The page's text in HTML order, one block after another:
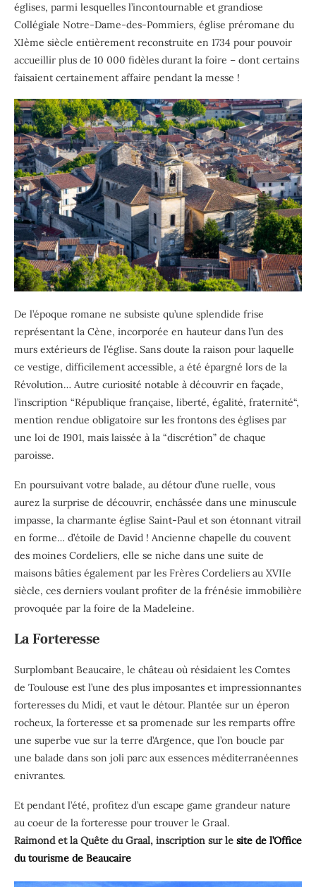
églises, parmi lesquelles l’incontournable et grandiose
Collégiale Notre-Dame-des-Pommiers, église préromane du
XIème siècle entièrement reconstruite en 1734 pour pouvoir
accueillir plus de 10 000 fidèles durant la foire – dont certains
faisaient certainement affaire pendant la messe !
De l’époque romane ne subsiste qu’une splendide frise
représentant la Cène, incorporée en hauteur dans l’un des
murs extérieurs de l’église. Sans doute la raison pour laquelle
ce vestige, difficilement accessible, a été épargné lors de la
Révolution… Autre curiosité notable à découvrir en façade,
l’inscription “République française, liberté, égalité, fraternité“,
mention rendue obligatoire sur les frontons des églises par
une loi de 1901, mais laissée à la “discrétion” de chaque
paroisse.
En poursuivant votre balade, au détour d’une ruelle, vous
aurez la surprise de découvrir, enchâssée dans une minuscule
impasse, la charmante église Saint-Paul et son étonnant vitrail
en forme… d’étoile de David ! Ancienne chapelle du couvent
des moines Cordeliers, elle se niche dans une suite de
maisons bâties également par les Frères Cordeliers au XVIIe
siècle, ces derniers voulant profiter de la frénésie immobilière
provoquée par la foire de la Madeleine.
La Forteresse
Surplombant Beaucaire, le château où résidaient les Comtes
de Toulouse est l’une des plus imposantes et impressionnantes
forteresses du Midi, et vaut le détour. Plantée sur un éperon
rocheux, la forteresse et sa promenade sur les remparts offre
une superbe vue sur la terre d’Argence, que l’on boucle par
une balade dans son joli parc aux essences méditerranéennes
enivrantes.
Et pendant l’été, profitez d’un escape game grandeur nature
au coeur de la forteresse pour trouver le Graal.
Raimond et la Quête du Graal, inscription sur le site de l’Office
du tourisme de Beaucaire